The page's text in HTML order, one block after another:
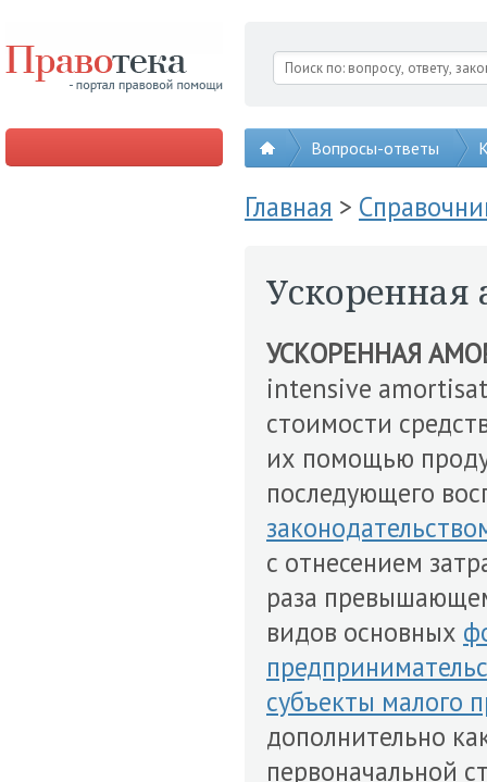
Вопросы-ответы
Главная >
Ускоренная
УСКОРЕННАЯ
intensive
стоимости
их помощью
последующего
с отнесением
раза
видов основных
субъекты малого
дополнительно
первоначальной